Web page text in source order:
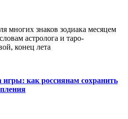
многих знаков зодиака месяцем
астролога и таро-
конец лета
как россиянам сохранить